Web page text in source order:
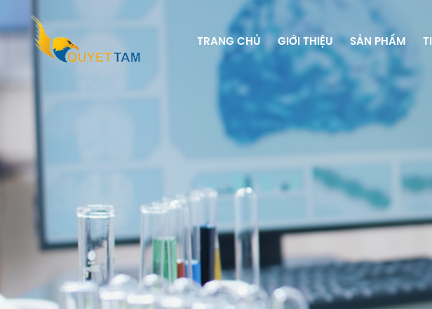
TRANG CHỦ GIỚI THIỆU SẢN PHẨM